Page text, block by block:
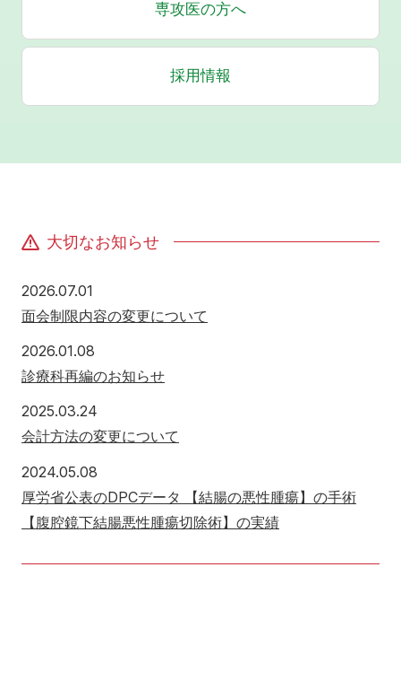
専攻医の方へ
採用情報
大切なお知らせ
2026.07.01
面会制限内容の変更について
2026.01.08
診療科再編のお知らせ
2025.03.24
会計方法の変更について
2024.05.08
厚労省公表のDPCデータ 【結腸の悪性腫瘍】の手術
【腹腔鏡下結腸悪性腫瘍切除術】の実績